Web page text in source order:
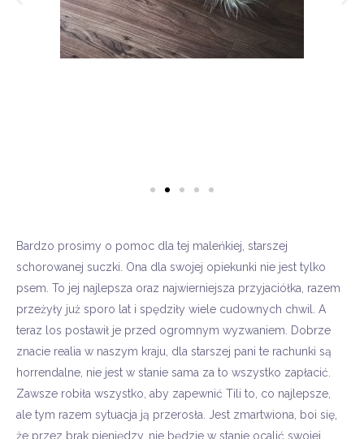
Bardzo prosimy o pomoc dla tej maleńkiej, starszej
schorowanej suczki. Ona dla swojej opiekunki nie jest tylko
psem. To jej najlepsza oraz najwierniejsza przyjaciółka, razem
przeżyły już sporo lat i spędziły wiele cudownych chwil. A
teraz los postawił je przed ogromnym wyzwaniem. Dobrze
znacie realia w naszym kraju, dla starszej pani te rachunki są
horrendalne, nie jest w stanie sama za to wszystko zapłacić.
Zawsze robiła wszystko, aby zapewnić Tili to, co najlepsze,
ale tym razem sytuacja ją przerosła. Jest zmartwiona, boi się,
że przez brak pieniędzy, nie będzie w stanie ocalić swojej